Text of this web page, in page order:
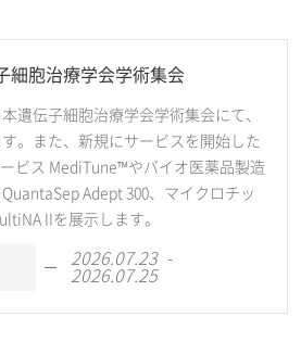
細胞治療学会学術集会
遺伝子細胞治療学会学術集会にて、
。また、新規にサービスを開始した
ビス MediTune™やバイオ医薬品製造
Adept 300、マイクロチッ
IIを展示します。
2026.07.23 -
2026.07.25